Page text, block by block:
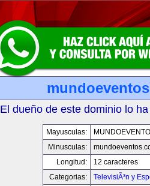
El dueño de este dominio lo
Mayusculas:
Minusculas:
Longitud:
12 caracteres
Categorias:
TelevisiÃ³n y